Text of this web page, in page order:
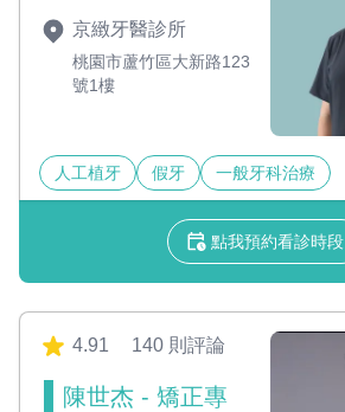
京緻牙醫診所
桃園市蘆竹區大新路123
號1樓
人工植牙 假牙 一般牙科治療
點我預約看診時段
4.91 140 則評論
陳世杰 - 矯正專